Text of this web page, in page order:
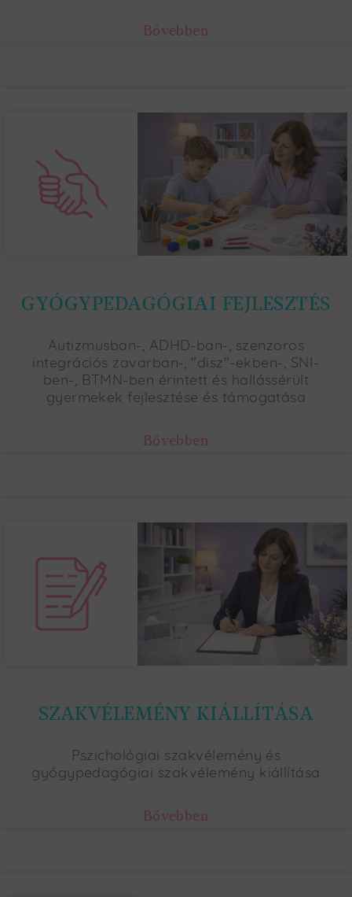
Bővebben
GYÓGYPEDAGÓGIAI FEJLESZTÉS
Autizmusban-, ADHD-ban-, szenzoros
integrációs zavarban-, "disz"-ekben-, SNI-
ben-, BTMN-ben érintett és hallássérült
gyermekek fejlesztése és támogatása
Bővebben
SZAKVÉLEMÉNY KIÁLLÍTÁSA
Pszichológiai szakvélemény és
gyógypedagógiai szakvélemény kiállítása
Bővebben